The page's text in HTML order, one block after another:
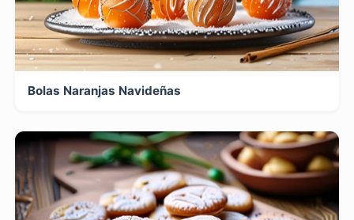
Bolas Naranjas Navideñas